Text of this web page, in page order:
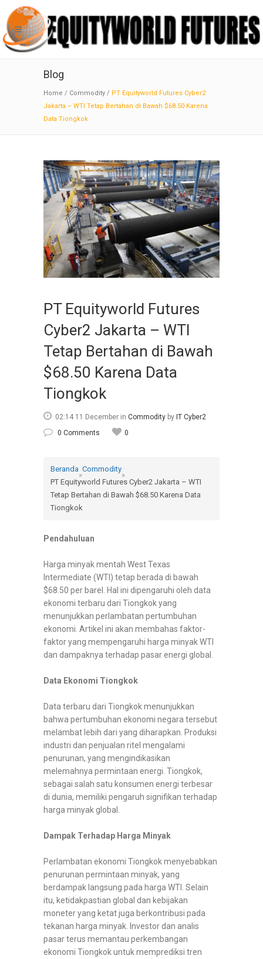
Blog
Home / Commodity / PT Equityworld Futures Cyber2
Jakarta – WTI Tetap Bertahan di Bawah $68.50 Karena
Data Tiongkok
PT Equityworld Futures
Cyber2 Jakarta – WTI
Tetap Bertahan di Bawah
$68.50 Karena Data
Tiongkok
02:14 11 December in Commodity by IT Cyber2
0 Comments
0
Beranda
»
Commodity
»
PT Equityworld Futures Cyber2 Jakarta – WTI
Tetap Bertahan di Bawah $68.50 Karena Data
Tiongkok
Pendahuluan
Harga minyak mentah West Texas
Intermediate (WTI) tetap berada di bawah
$68.50 per barel. Hal ini dipengaruhi oleh data
ekonomi terbaru dari Tiongkok yang
menunjukkan perlambatan pertumbuhan
ekonomi. Artikel ini akan membahas faktor-
faktor yang mempengaruhi harga minyak WTI
dan dampaknya terhadap pasar energi global.
Data Ekonomi Tiongkok
Data terbaru dari Tiongkok menunjukkan
bahwa pertumbuhan ekonomi negara tersebut
melambat lebih dari yang diharapkan. Produksi
industri dan penjualan ritel mengalami
penurunan, yang mengindikasikan
melemahnya permintaan energi. Tiongkok,
sebagai salah satu konsumen energi terbesar
di dunia, memiliki pengaruh signifikan terhadap
harga minyak global.
Dampak Terhadap Harga Minyak
Perlambatan ekonomi Tiongkok menyebabkan
penurunan permintaan minyak, yang
berdampak langsung pada harga WTI. Selain
itu, ketidakpastian global dan kebijakan
moneter yang ketat juga berkontribusi pada
tekanan harga minyak. Investor dan analis
pasar terus memantau perkembangan
ekonomi Tiongkok untuk memprediksi tren